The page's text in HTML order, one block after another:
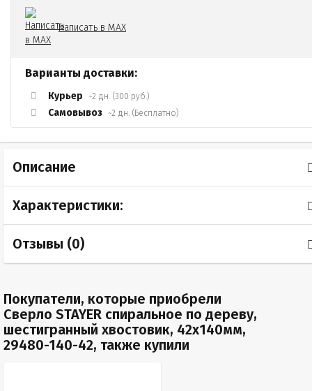
Написать в MAX
Варианты доставки:
Курьер ~2 дн. (300 руб.)
Самовывоз ~2 дн. (Бесплатно)
Описание
Характеристики:
Отзывы (0)
Покупатели, которые приобрели
Сверло STAYER спиральное по дереву,
шестигранный хвостовик, 42x140мм,
29480-140-42, также купили